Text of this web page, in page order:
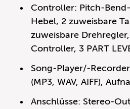
Controller: Pitch-
Hebel, 2 zuweisbare
zuweisbare
Controller, 3 PART
Song-Player/-
(MP3, WAV, AIFF),
Anschlüsse: Stereo-